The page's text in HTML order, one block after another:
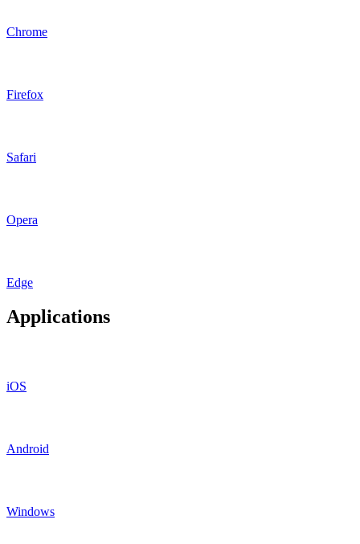
Chrome
Firefox
Safari
Opera
Edge
Applications
iOS
Android
Windows